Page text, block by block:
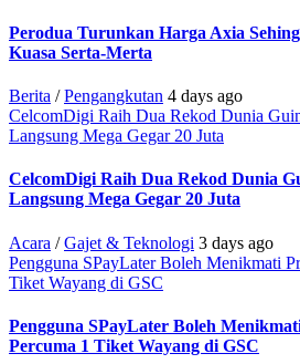
Perodua Turunkan Harga Axia
Kuasa Serta-Merta
Berita /Pengangkutan 4 days ago
CelcomDigi Raih Dua Rekod Dunia
Langsung Mega Gegar 20 Juta
CelcomDigi Raih Dua Rekod Dunia
Langsung Mega Gegar 20 Juta
Acara /Gajet & Teknologi 3 days ago
Pengguna SPayLater Boleh Menikmati
Tiket Wayang di GSC
Pengguna SPayLater Boleh
Percuma 1 Tiket Wayang di GSC